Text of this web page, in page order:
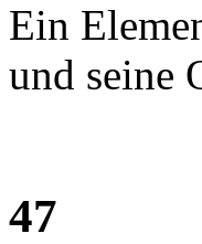
Ein
und seine
47